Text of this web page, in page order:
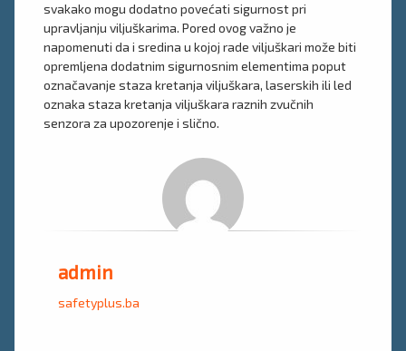
svakako mogu dodatno povećati sigurnost pri
upravljanju viljuškarima. Pored ovog važno je
napomenuti da i sredina u kojoj rade viljuškari može biti
opremljena dodatnim sigurnosnim elementima poput
označavanje staza kretanja viljuškara, laserskih ili led
oznaka staza kretanja viljuškara raznih zvučnih
senzora za upozorenje i slično.
admin
safetyplus.ba